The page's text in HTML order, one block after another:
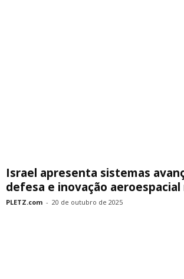
Israel apresenta sistemas
defesa e inovação aeroespacial
PLETZ.com - 20 de outubro de 2025